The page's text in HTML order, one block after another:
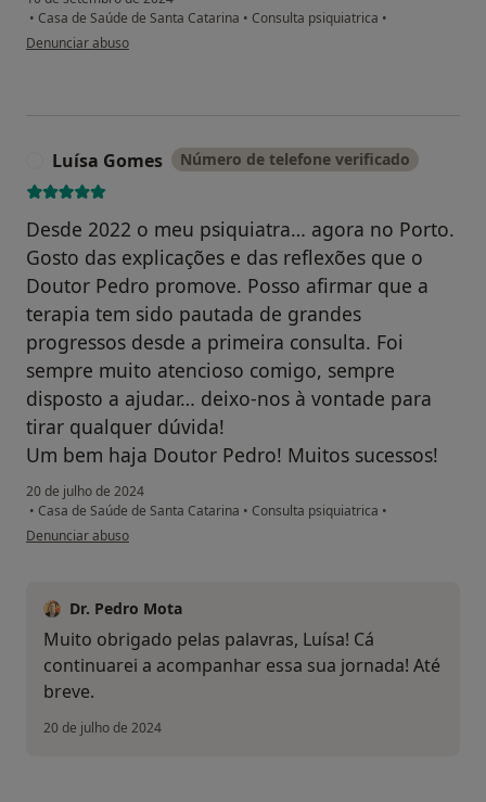
• Casa de Saúde de Santa Catarina • Consulta psiquiatrica •
na opinião do utilizador Rui Fernandes
Denunciar abuso
Luísa Gomes Número de telefone verificado
Desde 2022 o meu psiquiatra… agora no Porto.
Gosto das explicações e das reflexões que o
Doutor Pedro promove. Posso afirmar que a
terapia tem sido pautada de grandes
progressos desde a primeira consulta. Foi
sempre muito atencioso comigo, sempre
disposto a ajudar… deixo-nos à vontade para
tirar qualquer dúvida!
Um bem haja Doutor Pedro! Muitos sucessos!
20 de julho de 2024
• Casa de Saúde de Santa Catarina • Consulta psiquiatrica •
na opinião do utilizador Luísa Gomes
Denunciar abuso
Dr. Pedro Mota
Muito obrigado pelas palavras, Luísa! Cá
continuarei a acompanhar essa sua jornada! Até
breve.
20 de julho de 2024